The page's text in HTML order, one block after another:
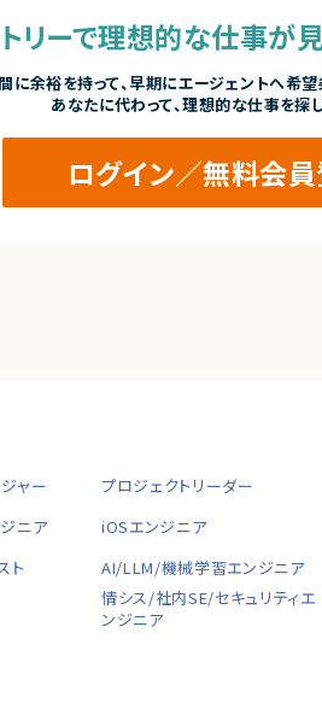
リーで理想的な仕事が
に余裕を持って、早期にエージェントへ希望
あなたに代わって、理想的な仕事を探し
ログイン／無料会
ャー プロジェクトリーダー
ニア iOSエンジニア
ト AI/LLM/機械学習エンジニア
情シス/社内SE/セキュリティエ
ンジニア